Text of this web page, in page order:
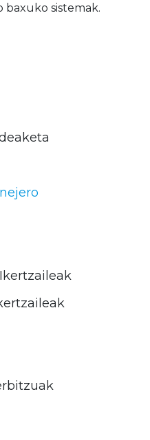
baxuko sistemak.